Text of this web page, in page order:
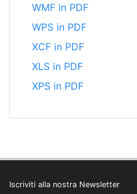
WMF in PDF
WPS in PDF
XCF in PDF
XLS in PDF
XPS in PDF
Iscriviti alla nostra Newsletter